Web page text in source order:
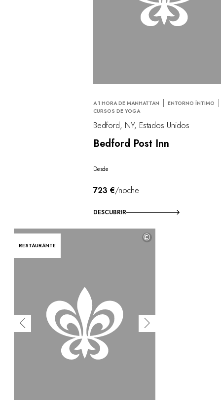
A 1 HORA DE MANHATTAN
ENTORNO ÍNTIMO
CURSOS DE YOGA
Bedford, NY, Estados Unidos
Bedford Post Inn
Desde
723 €/noche
DESCUBRIR
RESTAURANTE
©